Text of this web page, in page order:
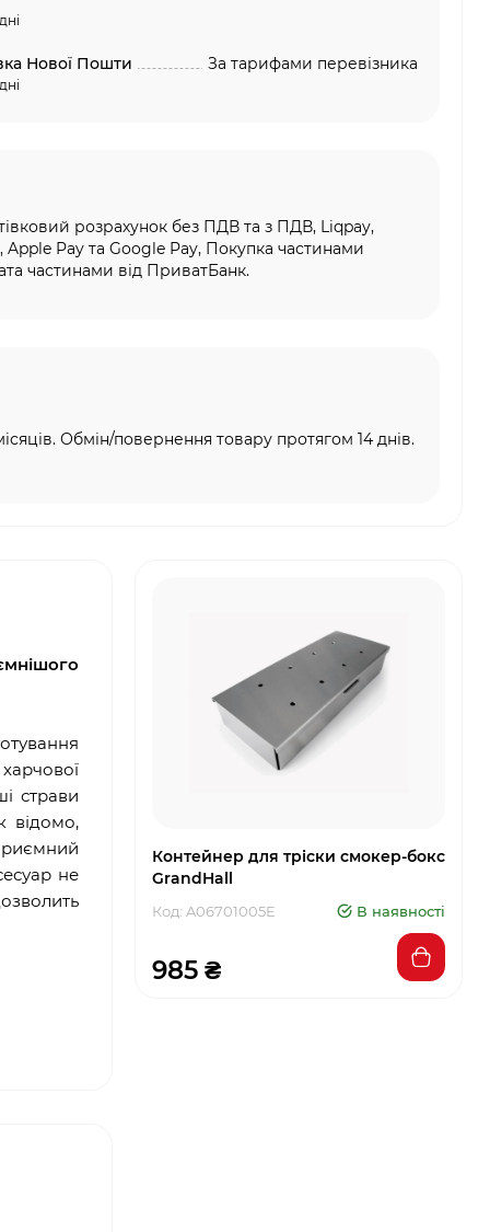
Нової Пошти За тарифами перевізника
розрахунок без ПДВ та з ПДВ, Liqpay,
Apple Pay та Google Pay, Покупка частинами
частинами від ПриватБанк.
Обмін/повернення товару протягом 14 днів.
страви
відомо,
не
Контейнер для тріски смокер-бокс
GrandHall
Код: A06701005E В наявності
985 ₴